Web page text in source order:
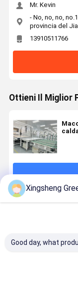
Mr. Kevin
- No, no, no,
provincia del
13910511766
Ottieni Il Miglior
Xingsheng
Good day, what